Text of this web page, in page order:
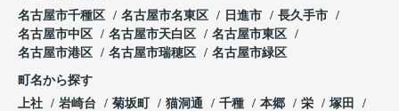
名古屋市千種区
名古屋市名東区 日進市
長久手市
名古屋市中区
名古屋市天白区
名古屋市東区
名古屋市港区
名古屋市瑞穂区 名古屋市緑区
町名から探す
上社
岩崎台 菊坂町 猫洞通 千種 本郷 栄
塚田